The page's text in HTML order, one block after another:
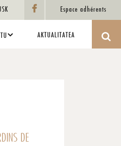
Espace adhérents
AKTUALITATEA
DE